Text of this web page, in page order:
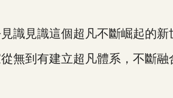
見識這個超凡不斷崛起的新
到有建立超凡體系，不斷融